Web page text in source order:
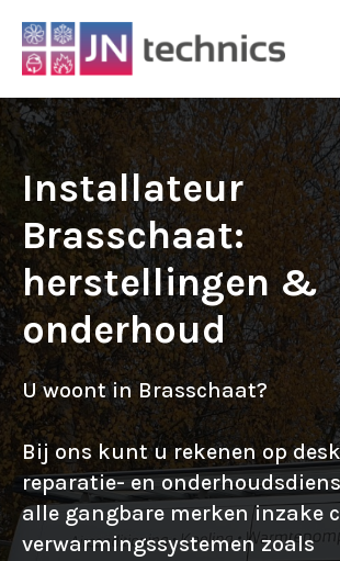
Installateur
Brasschaat:
herstellingen &
onderhoud
U woont in Brasschaat?
Bij ons kunt u rekenen op
reparatie- en
alle gangbare merken inzake
verwarmingssystemen zoals